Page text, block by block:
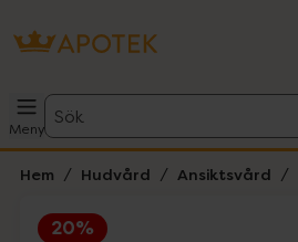
Meny
Sök
Hem Hudvård Ansiktsvård
20%